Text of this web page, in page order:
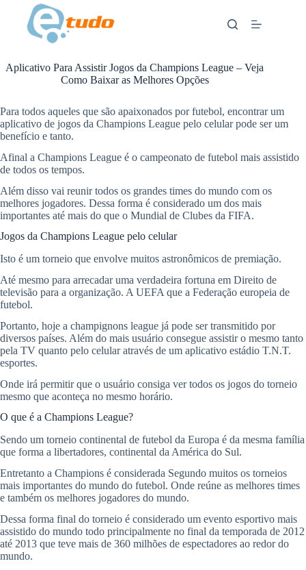
content
Aplicativo Para Assistir Jogos da Champions League – Veja
Como Baixar as Melhores Opções
Para todos aqueles que são apaixonados por futebol, encontrar um
aplicativo de jogos da Champions League pelo celular pode ser um
benefício e tanto.
Afinal a Champions League é o campeonato de futebol mais assistido
de todos os tempos.
Além disso vai reunir todos os grandes times do mundo com os
melhores jogadores. Dessa forma é considerado um dos mais
importantes até mais do que o Mundial de Clubes da FIFA.
Jogos da Champions League pelo celular
Isto é um torneio que envolve muitos astronômicos de premiação.
Até mesmo para arrecadar uma verdadeira fortuna em Direito de
televisão para a organização. A UEFA que a Federação europeia de
futebol.
Portanto, hoje a champignons league já pode ser transmitido por
diversos países. Além do mais usuário consegue assistir o mesmo tanto
pela TV quanto pelo celular através de um aplicativo estádio T.N.T.
esportes.
Onde irá permitir que o usuário consiga ver todos os jogos do torneio
mesmo que aconteça no mesmo horário.
O que é a Champions League?
Sendo um torneio continental de futebol da Europa é da mesma família
que forma a libertadores, continental da América do Sul.
Entretanto a Champions é considerada Segundo muitos os torneios
mais importantes do mundo do futebol. Onde reúne as melhores times
e também os melhores jogadores do mundo.
Dessa forma final do torneio é considerado um evento esportivo mais
assistido do mundo todo principalmente no final da temporada de 2012
até 2013 que teve mais de 360 milhões de espectadores ao redor do
mundo.